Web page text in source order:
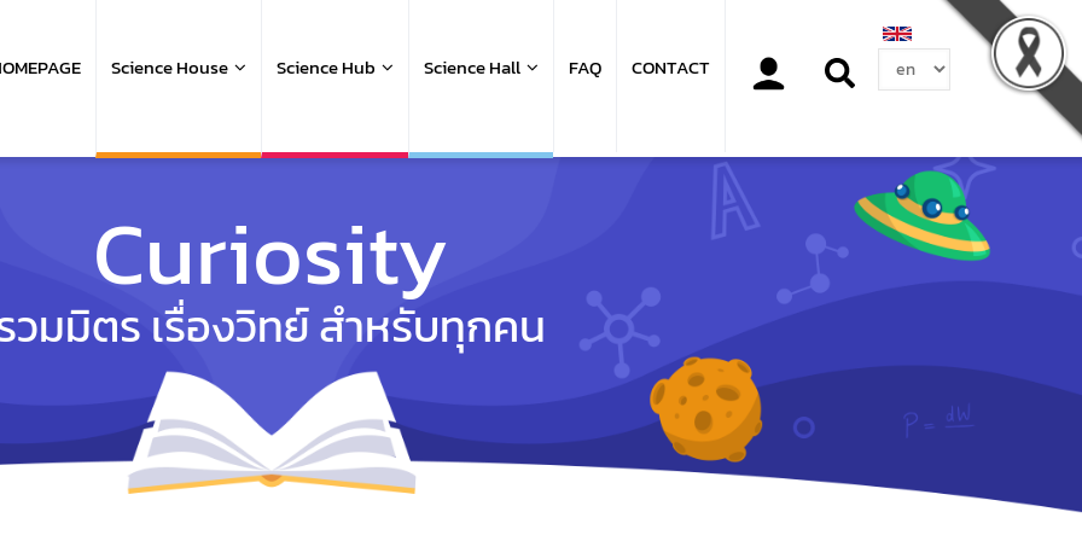
Science House Science Hub Science Hall FAQ CONTACT
Select
your
Curiosity
วมมิตร เรื่องวิทย์ สำหรับทุกคน